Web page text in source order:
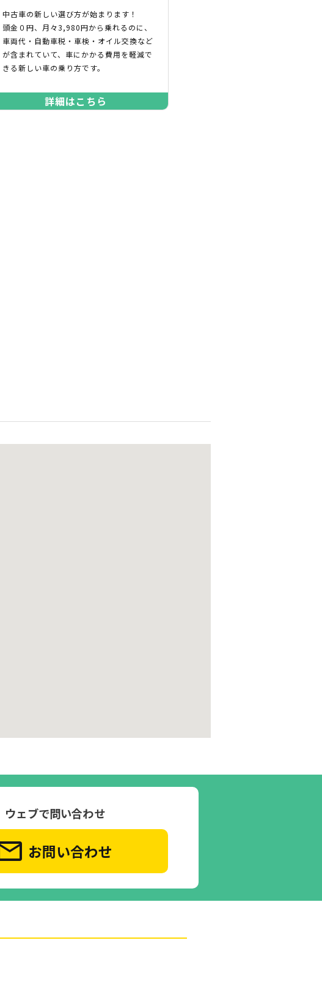
中古車の新しい選び方が始まります！
頭金０円、月々3,980円から乗れるのに、
車両代・自動車税・車検・オイル交換など
が含まれていて、車にかかる費用を軽減で
きる新しい車の乗り方です。
詳細はこちら
ウェブで問い合わせ
お問い合わせ